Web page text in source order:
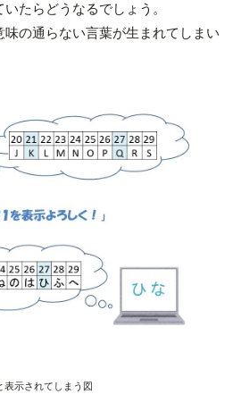
たらどうなるでしょう。
の通らない言葉が生まれてしまい
表示されてしまう図